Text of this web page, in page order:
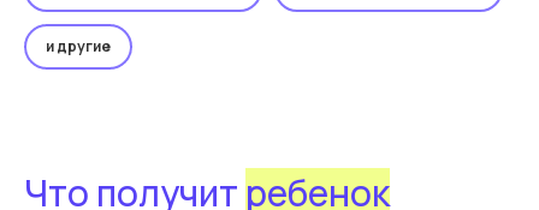
и другие
Что получит ребенок